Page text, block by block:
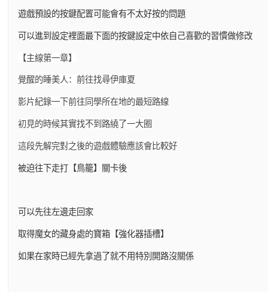
遊戲預設的按鍵配置可能會有不太好按的問題
可以進到設定裡面最下面的按鍵設定中依自己喜歡的習慣做修改
【主線第一章】
覺醒的睡美人：前往找尋伊庫夏
影片紀錄一下前往同學所在地的最短路線
初見的時候其實找不到路繞了一大圈
這段先解完對之後的遊戲體驗應該會比較好
被迫往下走打【鳥籠】關卡後
可以先往左邊走回家
取得魔女的藏身處的寶箱【強化器插槽】
如果在家時已經先拿過了就不用特別開路沒關係